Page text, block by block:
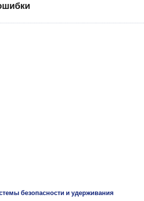
безопасности и удерживания